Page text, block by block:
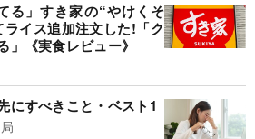
る」すき家の“やけくそ
イス追加注文した!「ク
」《実食レビュー》
にすべきこと・ベスト1